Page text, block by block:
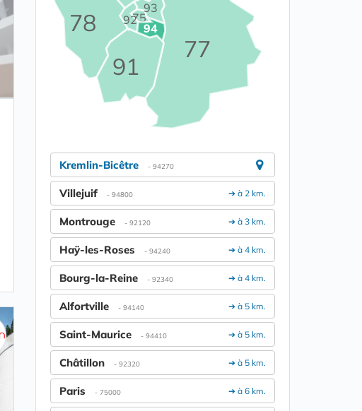
75
77
78
91
92
93
94
Kremlin-Bicêtre - 94270
➔ à 2 km.
Villejuif - 94800
➔ à 3 km.
Montrouge - 92120
➔ à 4 km.
Haÿ-les-Roses - 94240
➔ à 4 km.
Bourg-la-Reine - 92340
➔ à 5 km.
Alfortville - 94140
➔ à 5 km.
Saint-Maurice - 94410
➔ à 5 km.
Châtillon - 92320
➔ à 6 km.
Paris - 75000